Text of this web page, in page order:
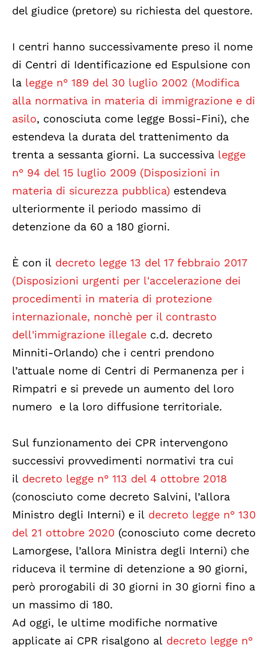
del giudice (pretore) su richiesta del questore.
I centri hanno successivamente preso il nome
di Centri di Identificazione ed Espulsione con
la legge n° 189 del 30 luglio 2002 (Modifica
alla normativa in materia di immigrazione e di
asilo, conosciuta come legge Bossi-Fini), che
estendeva la durata del trattenimento da
trenta a sessanta giorni. La successiva legge
n° 94 del 15 luglio 2009 (Disposizioni in
materia di sicurezza pubblica) estendeva
ulteriormente il periodo massimo di
detenzione da 60 a 180 giorni.
È con il decreto legge 13 del 17 febbraio 2017
(Disposizioni urgenti per l'accelerazione dei
procedimenti in materia di protezione
internazionale, nonchè per il contrasto
dell'immigrazione illegale c.d. decreto
Minniti-Orlando) che i centri prendono
l’attuale nome di Centri di Permanenza per i
Rimpatri e si prevede un aumento del loro
numero e la loro diffusione territoriale.
Sul funzionamento dei CPR intervengono
successivi provvedimenti normativi tra cui
il decreto legge n° 113 del 4 ottobre 2018
(conosciuto come decreto Salvini, l’allora
Ministro degli Interni) e il decreto legge n° 130
del 21 ottobre 2020 (conosciuto come decreto
Lamorgese, l’allora Ministra degli Interni) che
riduceva il termine di detenzione a 90 giorni,
però prorogabili di 30 giorni in 30 giorni fino a
un massimo di 180.
Ad oggi, le ultime modifiche normative
applicate ai CPR risalgono al decreto legge n°